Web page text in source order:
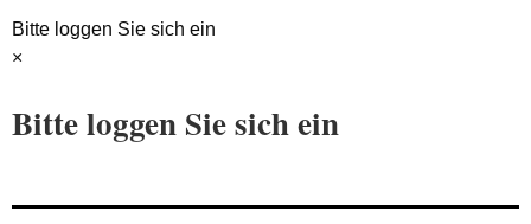
Bitte loggen Sie sich ein
×
Bitte loggen Sie sich ein